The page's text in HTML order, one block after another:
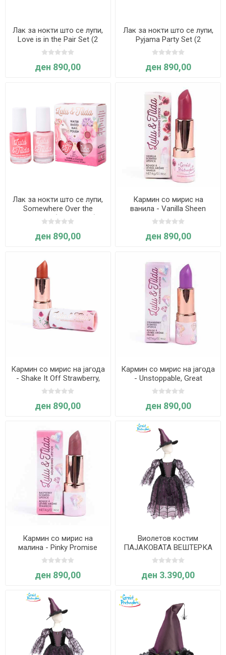
Лак за нокти што се лупи,
Love is in the Pair Set (2
парчиња) - Great
Pretenders
ден 890,00
Лак за нокти што се лупи,
Pyjama Party Set (2
парчиња) - Great
Pretenders
ден 890,00
Лак за нокти што се лупи,
Somewhere Over the
Unicorn Set (2 парчиња) -
ден 890,00
Кармин со мирис на
ванила - Vanilla Sheen
Stealer, Great Pretenders
ден 890,00
Кармин со мирис на јагода
- Shake It Off Strawberry,
Great Pretenders
ден 890,00
Кармин со мирис на јагода
- Unstoppable, Great
Pretenders
ден 890,00
Кармин со мирис на
малина - Pinky Promise
Raspberry, Great Pretenders
ден 890,00
Виолетов костим
ПАЈАКОВАТА ВЕШТЕРКА
со шапка - 5-6 години -
Great Pretenders
ден 3.390,00